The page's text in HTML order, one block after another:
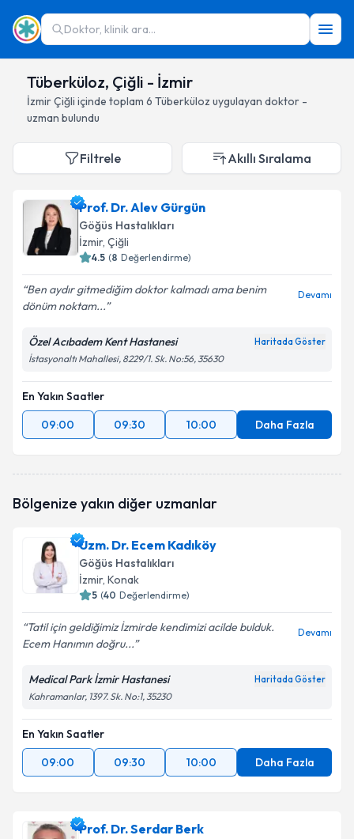
Doktor, klinik ara...
Tüberküloz, Çiğli - İzmir
İzmirÇiğli içinde toplam 6 Tüberküloz uygulayan doktor -
uzman bulundu
Filtrele Akıllı Sıralama
Prof. Dr. Alev Gürgün
Göğüs Hastalıkları
İzmir, Çiğli
4.5 (8 Değerlendirme)
Ben aydır gitmediğim doktor kalmadı ama benim
dönüm noktam...
Devamı
Özel Acıbadem Kent Hastanesi Haritada Göster
İstasyonaltı Mahallesi, 8229/1. Sk. No:56, 35630
En Yakın Saatler
09:00
09:30 10:00 Daha Fazla
Bölgenize yakın diğer uzmanlar
Uzm. Dr. Ecem Kadıköy
Göğüs Hastalıkları
İzmir, Konak
5 (40 Değerlendirme)
Tatil için geldiğimiz İzmirde kendimizi acilde bulduk.
Ecem Hanımın doğru...
Devamı
Medical Park İzmir Hastanesi Haritada Göster
Kahramanlar, 1397. Sk. No:1, 35230
En Yakın Saatler
09:00
09:30 10:00 Daha Fazla
Prof. Dr. Serdar Berk